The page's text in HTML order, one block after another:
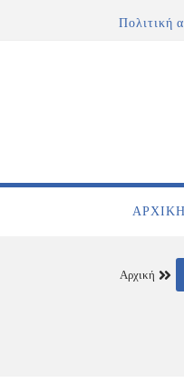
Πολιτική
ΑΡΧΙΚΉ
Αρχική